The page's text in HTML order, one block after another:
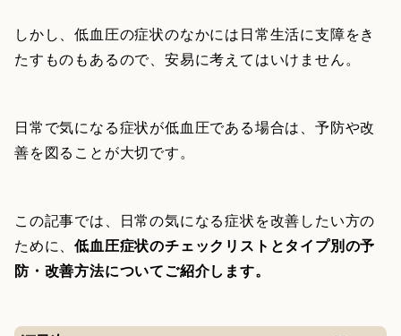
しかし、低血圧の症状のなかには日常生活に支障をき
たすものもあるので、安易に考えてはいけません。
日常で気になる症状が低血圧である場合は、予防や改
善を図ることが大切です。
この記事では、日常の気になる症状を改善したい方の
ために、低血圧症状のチェックリストとタイプ別の予
防・改善方法についてご紹介します。